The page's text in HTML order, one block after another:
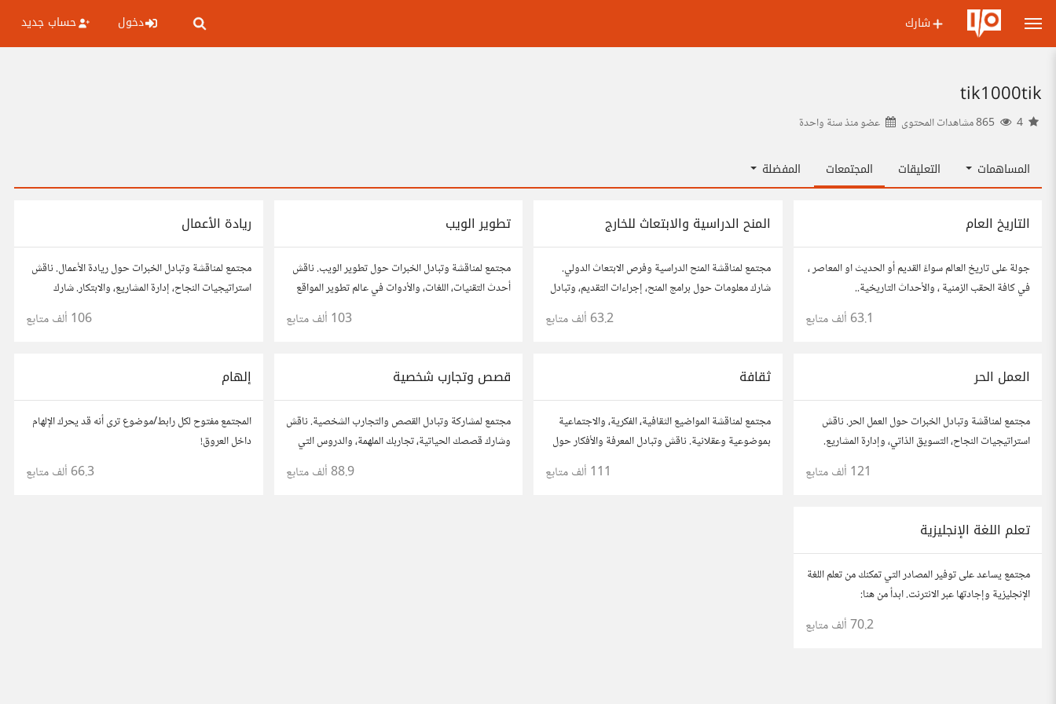
شارك دخول حساب جديد
tik1000tik
عضو منذسنة واحدة
المساهمات التعليقات المجتمعات المفضلة
التاريخ العام
جولة على تاريخ العالم سواءً القديم أو الحديث او المعاصر ،
في كافة الحقب الزمنية ، والأحداث التاريخية..
63.1 ألف متابع
المنح الدراسية والابتعاث للخارج
مجتمع لمناقشة المنح الدراسية وفرص الابتعاث الدولي.
شارك معلومات حول برامج المنح، إجراءات التقديم، وتبادل
نصائح حول الدراسة في الخارج. استفد من تجارب الآخرين
63.2 ألف متابع
تطوير الويب
مجتمع لمناقشة وتبادل الخبرات حول تطوير الويب. ناقش
أحدث التقنيات، اللغات، والأدوات في عالم تطوير المواقع
والتطبيقات. شارك مشاريعك، اسأل عن نصائح، وتعاون مع
103 ألف متابع
ريادة الأعمال
مجتمع لمناقشة وتبادل الخبرات حول ريادة الأعمال. ناقش
استراتيجيات النجاح، إدارة المشاريع، والابتكار. شارك
أفكارك، قصص نجاحك، وأسئلتك، وتواصل مع رواد أعمال
106 ألف متابع
العمل الحر
مجتمع لمناقشة وتبادل الخبرات حول العمل الحر. ناقش
استراتيجيات النجاح، التسويق الذاتي، وإدارة المشاريع.
شارك قصصك، نصائحك، وأسئلتك، وتواصل مع محترفين
121 ألف متابع
ثقافة
مجتمع لمناقشة المواضيع الثقافية، الفكرية، والاجتماعية
بموضوعية وعقلانية. ناقش وتبادل المعرفة والأفكار حول
111 ألف متابع
قصص وتجارب شخصية
مجتمع لمشاركة وتبادل القصص والتجارب الشخصية. ناقش
وشارك قصصك الحياتية، تجاربك الملهمة، والدروس التي
تعلمتها. شارك تجاربك مع الآخرين، واستفد من قصصهم
88.9 ألف متابع
إلهام
المجتمع مفتوح لكل رابط/موضوع ترى أنه قد يحرك الإلهام
داخل العروق!
66.3 ألف متابع
تعلم اللغة الإنجليزية
مجتمع يساعد على توفير المصادر التي تمكنك من تعلم اللغة
الإنجليزية وإجادتها عبر الانترنت. ابدأ من هنا:
https://io.hsoub.com/go/53915
70.2 ألف متابع